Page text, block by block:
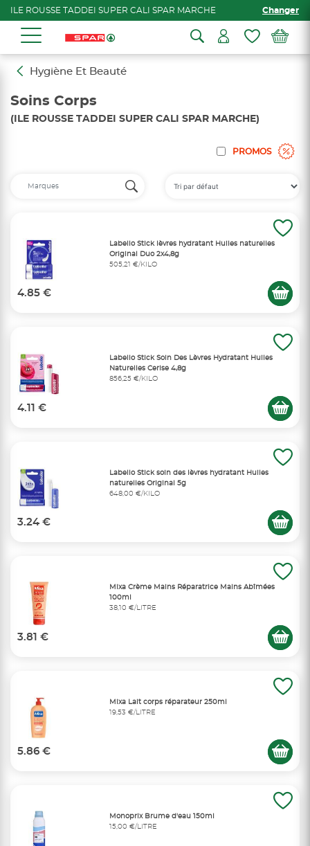
ILE ROUSSE TADDEI SUPER CALI SPAR MARCHE Changer
Hygiène Et Beauté
Soins Corps
(ILE ROUSSE TADDEI SUPER CALI SPAR MARCHE)
PROMOS
Labello Stick lèvres hydratant Huiles naturelles
Original Duo 2x4,8g
505,21 €/KILO
4.85 €
Labello Stick Soin Des Lèvres Hydratant Huiles
Naturelles Cerise 4,8g
856,25 €/KILO
4.11 €
Labello Stick soin des lèvres hydratant Huiles
naturelles Original 5g
648,00 €/KILO
3.24 €
Mixa Crème Mains Réparatrice Mains Abîmées
100ml
38,10 €/LITRE
3.81 €
Mixa Lait corps réparateur 250ml
19,53 €/LITRE
5.86 €
Monoprix Brume d'eau 150ml
15,00 €/LITRE